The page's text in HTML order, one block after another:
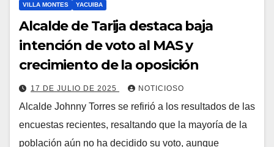
VILLA MONTES
YACUIBA
Alcalde de Tarija destaca baja
intención de voto al MAS y
crecimiento de la oposición
17 DE JULIO DE 2025 NOTICIOSO
Alcalde Johnny Torres se refirió a los resultados de las
encuestas recientes, resaltando que la mayoría de la
población aún no ha decidido su voto, aunque